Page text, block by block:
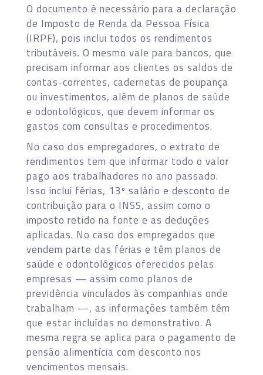
O documento é necessário para a declaração
de Imposto de Renda da Pessoa Física
(IRPF), pois inclui todos os rendimentos
tributáveis. O mesmo vale para bancos, que
precisam informar aos clientes os saldos de
contas-correntes, cadernetas de poupança
ou investimentos, além de planos de saúde
e odontológicos, que devem informar os
gastos com consultas e procedimentos.
No caso dos empregadores, o extrato de
rendimentos tem que informar todo o valor
pago aos trabalhadores no ano passado.
Isso inclui férias, 13º salário e desconto de
contribuição para o INSS, assim como o
imposto retido na fonte e as deduções
aplicadas. No caso dos empregados que
vendem parte das férias e têm planos de
saúde e odontológicos oferecidos pelas
empresas — assim como planos de
previdência vinculados às companhias onde
trabalham —, as informações também têm
que estar incluídas no demonstrativo. A
mesma regra se aplica para o pagamento de
pensão alimentícia com desconto nos
vencimentos mensais.